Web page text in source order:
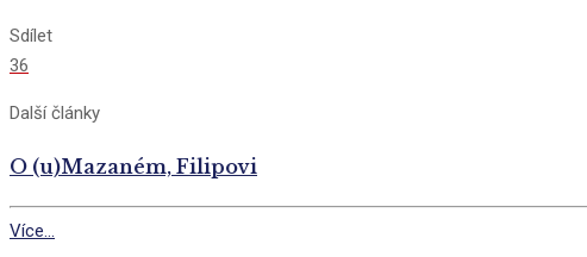
Sdílet
36
Další články
O (u)Mazaném, Filipovi
Více...